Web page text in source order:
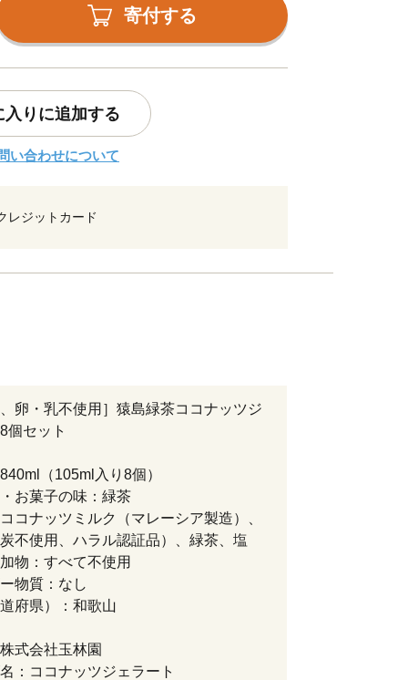
寄付する
入りに追加する
い合わせについて
レジットカード
、卵・乳不使用］猿島緑茶ココナッツジ
個セット
（105ml入り8個）
お菓子の味：緑茶
コナッツミルク（マレーシア製造）、
不使用、ハラル認証品）、緑茶、塩
物：すべて不使用
物質：なし
府県）：和歌山
式会社玉林園
：ココナッツジェラート